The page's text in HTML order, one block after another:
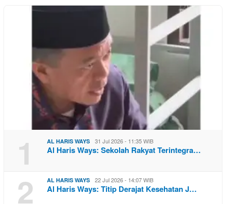
1 AL HARIS WAYS 31 Jul 2026 - 11:35 WIB
Al Haris Ways: Sekolah Rakyat Terintegra…
2 AL HARIS WAYS 22 Jul 2026 - 14:07 WIB
Al Haris Ways: Titip Derajat Kesehatan J…